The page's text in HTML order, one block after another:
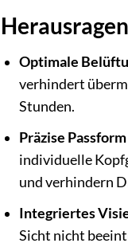
Optimale
verhindert
Stunden.
Präzise
individuelle
und verhindern
Integriertes
Sicht nicht